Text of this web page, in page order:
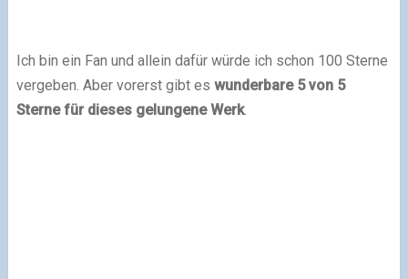
Ich bin ein Fan und allein dafür würde ich schon 100 Sterne
vergeben. Aber vorerst gibt es wunderbare 5 von 5
Sterne für dieses gelungene Werk.